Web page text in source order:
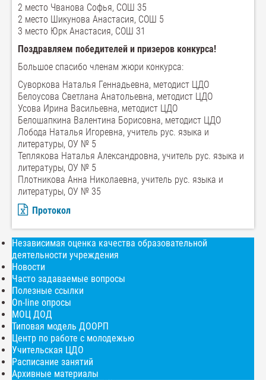
2 место Чванова Софья, СОШ 35
2 место Шикунова Анастасия, СОШ 5
3 место Юрк Анастасия, СОШ 31
Поздравляем победителей и призеров конкурса!
Большое спасибо членам жюри конкурса:
Суворкова Наталья Геннадьевна, методист ЦДО
Белоусова Светлана Анатольевна, методист ЦДО
Усова Ирина Васильевна, методист ЦДО
Белошапкина Валентина Борисовна, методист ЦДО
Лобода Наталья Игоревна, учитель рус. языка и
литературы, ОУ № 5
Теплякова Наталья Александровна, учитель рус. языка и
литературы, ОУ № 5
Плотникова Анна Николаевна, учитель рус. языка и
литературы, ОУ № 35
Протокол
Независимая оценка качества образовательной
деятельности учреждения
Новости
Часто задаваемые вопросы
Полезные ссылки
On-line опросы
МОЦ ДОД
Типовая модель ДООРП
Центр по работе с молодежью
Учительская ЦДО
Расписание занятий
Архивные материалы